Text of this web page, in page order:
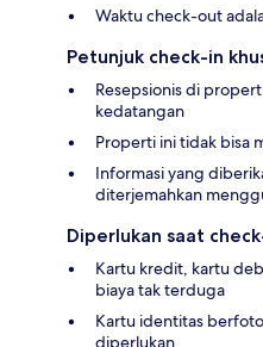
Waktu check-out
Petunjuk check-in
Resepsionis di
kedatangan
Properti ini tidak bisa
Informasi yang
diterjemahkan
Diperlukan saat
Kartu kredit, kartu
biaya tak terduga
Kartu identitas
diperlukan